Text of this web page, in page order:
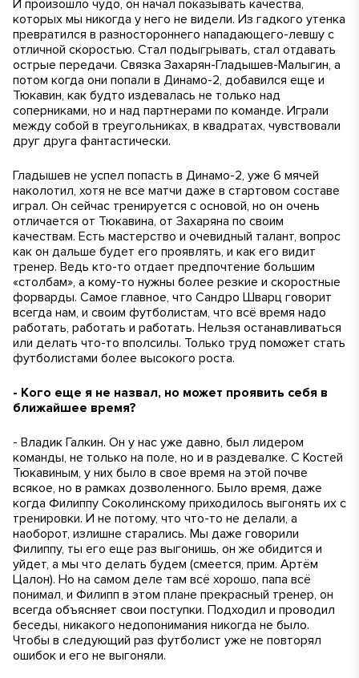
И произошло чудо, он начал показывать качества,
которых мы никогда у него не видели. Из гадкого утенка
превратился в разностороннего нападающего-левшу с
отличной скоростью. Стал подыгрывать, стал отдавать
острые передачи. Связка Захарян-Гладышев-Малыгин, а
потом когда они попали в Динамо-2, добавился еще и
Тюкавин, как будто издевалась не только над
соперниками, но и над партнерами по команде. Играли
между собой в треугольниках, в квадратах, чувствовали
друг друга фантастически.
Гладышев не успел попасть в Динамо-2, уже 6 мячей
наколотил, хотя не все матчи даже в стартовом составе
играл. Он сейчас тренируется с основой, но он очень
отличается от Тюкавина, от Захаряна по своим
качествам. Есть мастерство и очевидный талант, вопрос
как он дальше будет его проявлять, и как его видит
тренер. Ведь кто-то отдает предпочтение большим
«столбам», а кому-то нужны более резкие и скоростные
форварды. Самое главное, что Сандро Шварц говорит
всегда нам, и своим футболистам, что всё время надо
работать, работать и работать. Нельзя останавливаться
или делать что-то вполсилы. Только труд поможет стать
футболистами более высокого роста.
- Кого еще я не назвал, но может проявить себя в
ближайшее время?
- Владик Галкин. Он у нас уже давно, был лидером
команды, не только на поле, но и в раздевалке. С Костей
Тюкавиным, у них было в свое время на этой почве
всякое, но в рамках дозволенного. Было время, даже
когда Филиппу Соколинскому приходилось выгонять их с
тренировки. И не потому, что что-то не делали, а
наоборот, излишне старались. Мы даже говорили
Филиппу, ты его еще раз выгонишь, он же обидится и
уйдет, а мы что делать будем (смеется, прим. Артём
Цалон). Но на самом деле там всё хорошо, папа всё
понимал, и Филипп в этом плане прекрасный тренер, он
всегда объясняет свои поступки. Подходил и проводил
беседы, никакого недопонимания никогда не было.
Чтобы в следующий раз футболист уже не повторял
ошибок и его не выгоняли.